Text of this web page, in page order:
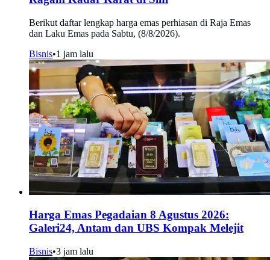
Berikut daftar lengkap harga emas perhiasan di Raja Emas
dan Laku Emas pada Sabtu, (8/8/2026).
Bisnis•1 jam lalu
Harga Emas Pegadaian 8 Agustus 2026:
Galeri24, Antam dan UBS Kompak Melejit
Bisnis•3 jam lalu